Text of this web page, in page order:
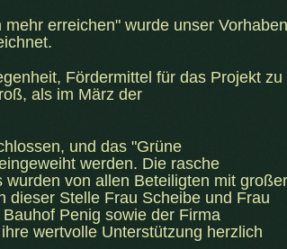
erreichen" wurde unser Vorhaben
Fördermittel für das Projekt zu
als im März der
und das "Grüne
werden. Die rasche
von allen Beteiligten mit großer
dieser Stelle Frau Scheibe und Frau
Penig sowie der Firma
wertvolle Unterstützung herzlich